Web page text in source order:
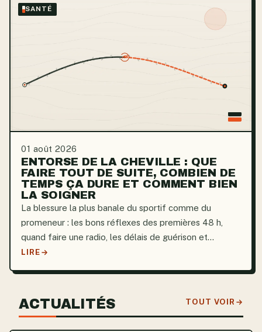
SANTÉ
01 août 2026
ENTORSE DE LA CHEVILLE : QUE
FAIRE TOUT DE SUITE, COMBIEN DE
TEMPS ÇA DURE ET COMMENT BIEN
LA SOIGNER
La blessure la plus banale du sportif comme du
promeneur : les bons réflexes des premières 48 h,
quand faire une radio, les délais de guérison et
comment éviter la cheville qui « lâche ».
LIRE
ACTUALITÉS TOUT VOIR